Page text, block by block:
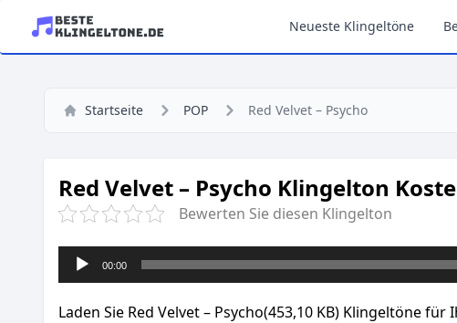
Neueste Klingeltöne
Startseite POP Red Velvet – Psycho
Red Velvet – Psycho Klingelton
Bewerten Sie diesen Klingelton
Audio-
Player
00:00
Laden Sie Red Velvet – Psycho(453,10 KB) Klingeltöne